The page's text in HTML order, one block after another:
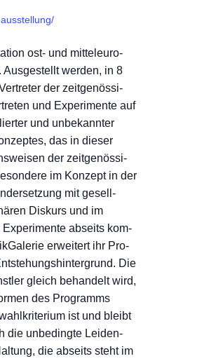
ost- und mit­tel­eu­ro­
wer­den, in 8
der zeit­ge­nös­si­
und Expe­ri­men­te auf
und unbe­kann­ter
das in die­ser
der zeit­ge­nös­si­
im Kon­zept in der
mit gesell­
Dis­kurs und im
Expe­ri­men­te abseits kom­
erwei­tert ihr Pro­
Die
gleich behan­delt wird,
des Pro­gramms
ist und bleibt
die unbe­ding­te Lei­den­
die abseits steht im